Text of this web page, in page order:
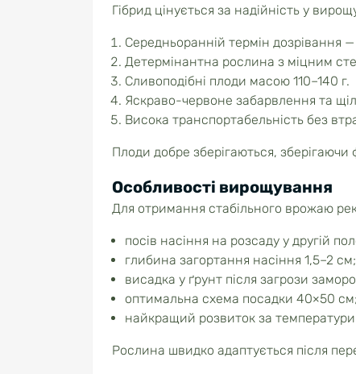
Гібрид цінується за надійність у
Середньоранній термін дозрівання
Детермінантна рослина з міцним
Сливоподібні плоди масою 110–140 г.
Яскраво-червоне забарвлення та
Висока транспортабельність без
Плоди добре зберігаються,
Особливості вирощування
Для отримання стабільного врожаю
посів насіння на розсаду у другій
глибина загортання насіння 1,5–2 см;
висадка у ґрунт після загрози
оптимальна схема посадки 40×50 см;
найкращий розвиток за температури
Рослина швидко адаптується після